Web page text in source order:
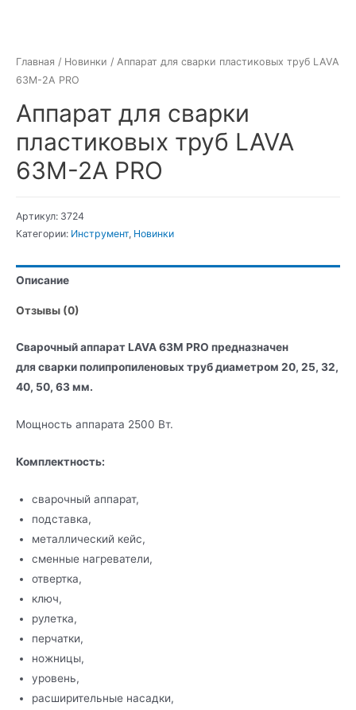
Главная / Новинки / Аппарат для сварки пластиковых труб LAVA
63М-2А PRO
Аппарат для сварки
пластиковых труб LAVA
63М-2А PRO
Артикул: 3724
Категории: Инструмент, Новинки
Описание
Отзывы (0)
Сварочный аппарат LAVA 63М PRO предназначен
для сварки полипропиленовых труб диаметром 20, 25, 32,
40, 50, 63 мм.
Мощность аппарата 2500 Вт.
Комплектность:
сварочный аппарат,
подставка,
металлический кейс,
сменные нагреватели,
отвертка,
ключ,
рулетка,
перчатки,
ножницы,
уровень,
расширительные насадки,